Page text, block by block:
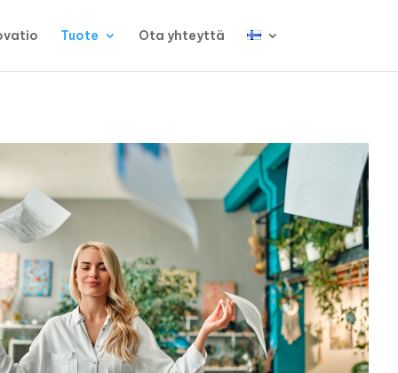
Tuote Ota yhteyttä